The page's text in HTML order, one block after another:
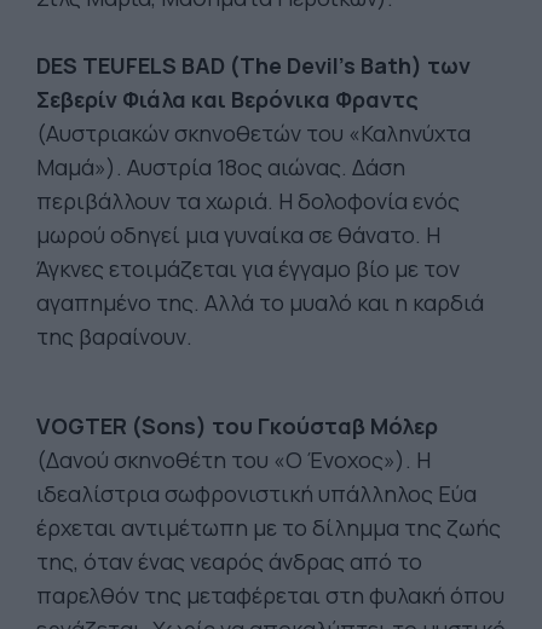
DES TEUFELS BAD (The Devil’s Bath) των
Σεβερίν Φιάλα και Βερόνικα Φραντς
(Αυστριακών σκηνοθετών του «Καληνύχτα
Μαμά»). Αυστρία 18ος αιώνας. Δάση
περιβάλλουν τα χωριά. Η δολοφονία ενός
μωρού οδηγεί μια γυναίκα σε θάνατο. Η
Άγκνες ετοιμάζεται για έγγαμο βίο με τον
αγαπημένο της. Αλλά το μυαλό και η καρδιά
της βαραίνουν.
VOGTER (Sons) του Γκούσταβ Μόλερ
(Δανού σκηνοθέτη του «Ο Ένοχος»). Η
ιδεαλίστρια σωφρονιστική υπάλληλος Εύα
έρχεται αντιμέτωπη με το δίλημμα της ζωής
της, όταν ένας νεαρός άνδρας από το
παρελθόν της μεταφέρεται στη φυλακή όπου